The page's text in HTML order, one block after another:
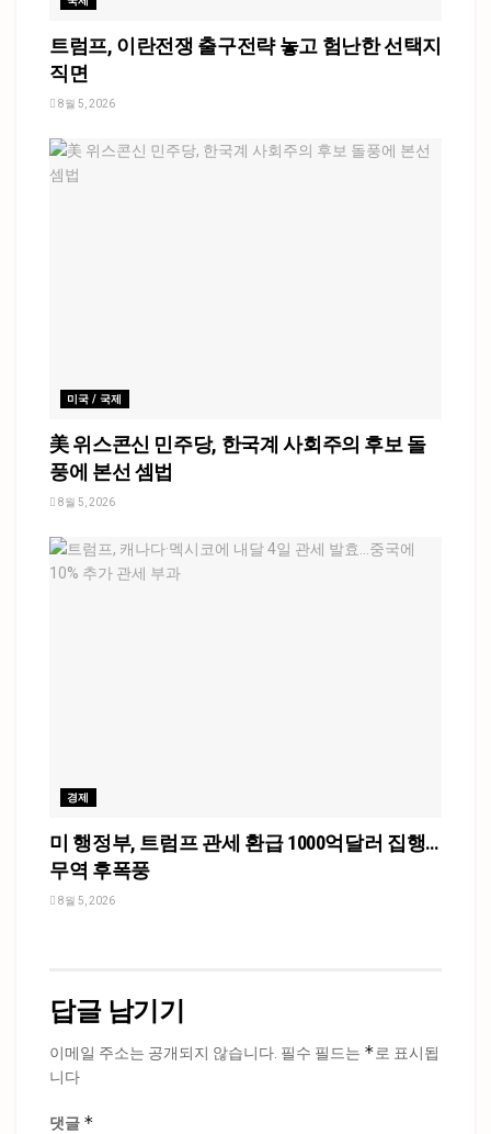
트럼프, 이란전쟁 출구전략 놓고 험난한 선택지
직면
8월 5, 2026
미국 / 국제
美 위스콘신 민주당, 한국계 사회주의 후보 돌
풍에 본선 셈법
8월 5, 2026
경제
미 행정부, 트럼프 관세 환급 1000억달러 집행…
무역 후폭풍
8월 5, 2026
답글 남기기
이메일 주소는 공개되지 않습니다. 필수 필드는 *로 표시됩
니다
댓글 *